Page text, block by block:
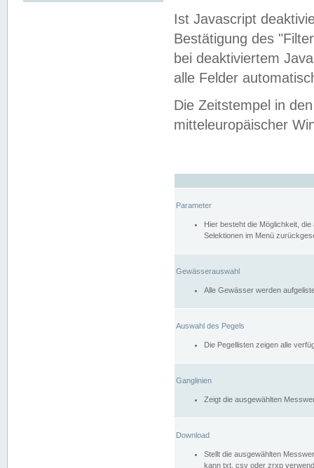
Ist Javascript
Bestätigung des
bei deaktiviertem
alle Felder
Die Zeitstempel in
mitteleuropäischer
Parameter
Hier besteht die Möglichkeit,
Selektionen im Menü
Gewässerauswahl
Alle Gewässer werden
Auswahl des Pegels
Die Pegellisten zeigen alle
Ganglinien
Zeigt die ausgewählten
Download
Stellt die ausgewählten
kann txt, csv oder zrxp